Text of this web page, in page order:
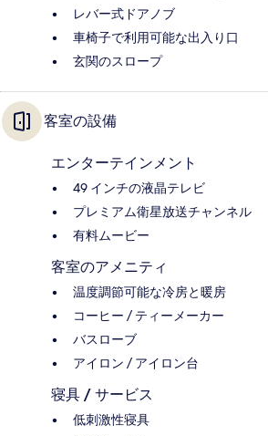
レバー式ドアノブ
車椅子で利用可能な出入り口
玄関のスロープ
客室の設備
エンターテインメント
49 インチの液晶テレビ
プレミアム衛星放送チャンネル
有料ムービー
客室のアメニティ
温度調節可能な冷房と暖房
コーヒー / ティーメーカー
バスローブ
アイロン / アイロン台
寝具 / サービス
低刺激性寝具